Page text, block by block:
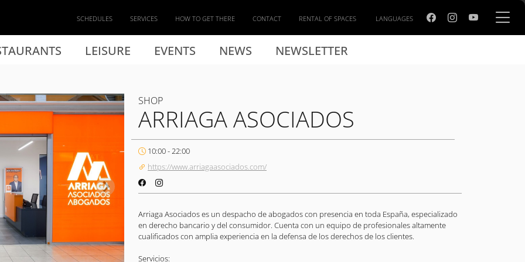
LEISURE EVENTS NEWS NEWSLETTER
SCHEDULES SERVICES HOW TO GET THERE CONTACT RENTAL OF SPACES LANGUAGES
SHOP
ARRIAGA ASOCIADOS
10:00 - 22:00
https://www.arriagaasociados.com/
Arriaga Asociados es un despacho de abogados con presencia en toda España, especializado
en derecho bancario y del consumidor. Cuenta con un equipo de profesionales altamente
cualificados con amplia experiencia en la defensa de los derechos de los clientes.
Servicios: